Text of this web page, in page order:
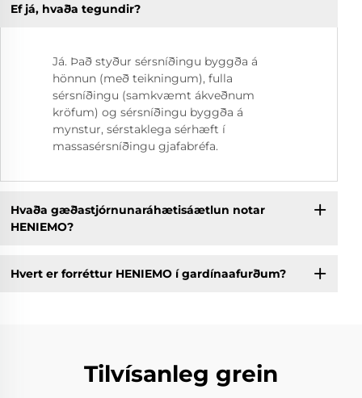
Ef já, hvaða tegundir?
Já. Það styður sérsníðingu byggða á
hönnun (með teikningum), fulla
sérsníðingu (samkvæmt ákveðnum
kröfum) og sérsníðingu byggða á
mynstur, sérstaklega sérhæft í
massasérsníðingu gjafabréfa.
Hvaða gæðastjórnunaráhætisáætlun notar
HENIEMO?
Hvert er forréttur HENIEMO í gardínaafurðum?
Tilvísanleg grein